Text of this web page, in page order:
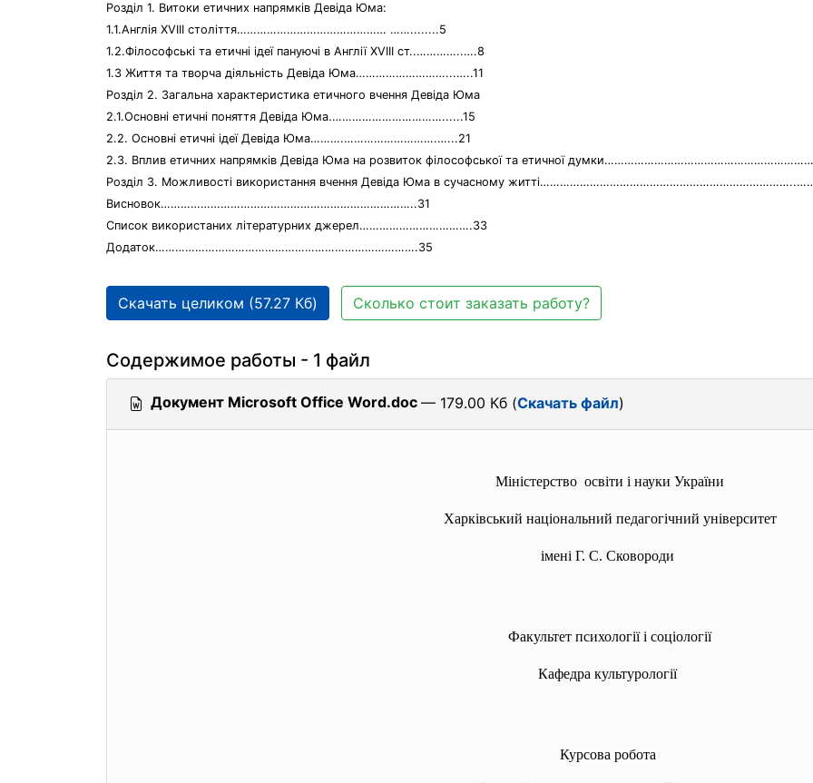
Розділ 1. Витоки етичних напрямків Девіда Юма:
1.1.Англія XVIII століття……………………………………… ……........5
1.2.Філософські та етичні ідеї пануючі в Англії XVIII ст..…………..….8
1.3 Життя та творча діяльність Девіда Юма………………………...…..11
Розділ 2. Загальна характеристика етичного вчення Девіда Юма
2.1.Основні етичні поняття Девіда Юма.……………………………......15
2.2. Основні етичні ідеї Девіда Юма……….……………………….…...21
2.3. Вплив етичних напрямків Девіда Юма на розвиток філософської та етичної
Розділ 3. Можливості використання вчення Девіда Юма в сучасному
Висновок…………………………………………………………………..31
Список використаних літературних джерел…………………………….33
Додаток…………………………………………………………………….35
Скачать целиком (57.27 Кб) Сколько стоит заказать работу?
Содержимое работы - 1 файл
Документ Microsoft Office Word.doc — 179.00 Кб (Скачать файл)
Міністерство освіти і науки України
Харківський національний педагогічний університет
імені Г. С. Сковороди
Факультет психології і соціології
Кафедра культурології
Курсова робота